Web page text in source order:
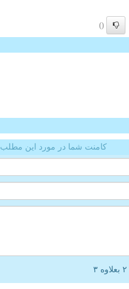
()
کامنت شما در مورد این مطلب